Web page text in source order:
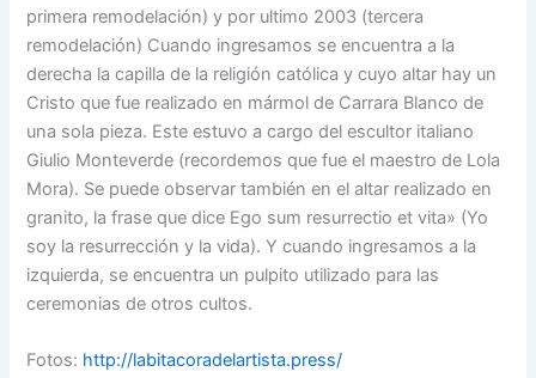
primera remodelación) y por ultimo 2003 (tercera
remodelación) Cuando ingresamos se encuentra a la
derecha la capilla de la religión católica y cuyo altar hay un
Cristo que fue realizado en mármol de Carrara Blanco de
una sola pieza. Este estuvo a cargo del escultor italiano
Giulio Monteverde (recordemos que fue el maestro de Lola
Mora). Se puede observar también en el altar realizado en
granito, la frase que dice Ego sum resurrectio et vita» (Yo
soy la resurrección y la vida). Y cuando ingresamos a la
izquierda, se encuentra un pulpito utilizado para las
ceremonias de otros cultos.
Fotos: http://labitacoradelartista.press/